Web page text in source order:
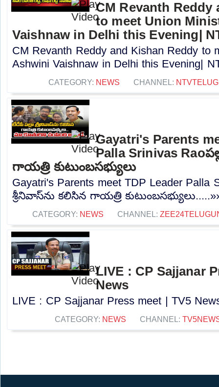
CM Revanth Reddy
to meet Union
Vaishnaw in Delhi this Evening|
CM Revanth Reddy and Kishan Reddy to
Ashwini Vaishnaw in Delhi this Evening|
CATEGORY: NEWS CHANNEL:
Gayatri's Parents
Palla Srinivas
గాయత్రి కుటుంబసభ్యులు
Gayatri's Parents meet TDP Leader Palla
శ్రీనివాస్‌ను కలిసిన గాయత్రి
CATEGORY: NEWS CHANNEL:
LIVE : CP Sajjanar
News
LIVE : CP Sajjanar Press meet | TV5
CATEGORY: NEWS CHANNEL: